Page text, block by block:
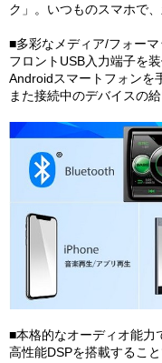
ク」。いつものスマホで
■多彩なメディア/フォー
フロントUSB入力端子を
Androidスマートフォンを
また接続中のデバイスの
■本格的なオーディオ能力
高性能DSPを搭載するこ